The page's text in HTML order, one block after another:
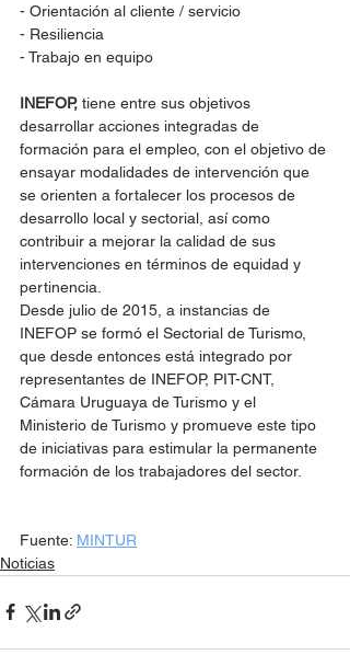
- Orientación al cliente / servicio
- Resiliencia
- Trabajo en equipo
INEFOP, tiene entre sus objetivos
desarrollar acciones integradas de
formación para el empleo, con el objetivo de
ensayar modalidades de intervención que
se orienten a fortalecer los procesos de
desarrollo local y sectorial, así como
contribuir a mejorar la calidad de sus
intervenciones en términos de equidad y
pertinencia.
Desde julio de 2015, a instancias de
INEFOP se formó el Sectorial de Turismo,
que desde entonces está integrado por
representantes de INEFOP, PIT-CNT,
Cámara Uruguaya de Turismo y el
Ministerio de Turismo y promueve este tipo
de iniciativas para estimular la permanente
formación de los trabajadores del sector.
Fuente: MINTUR
Noticias